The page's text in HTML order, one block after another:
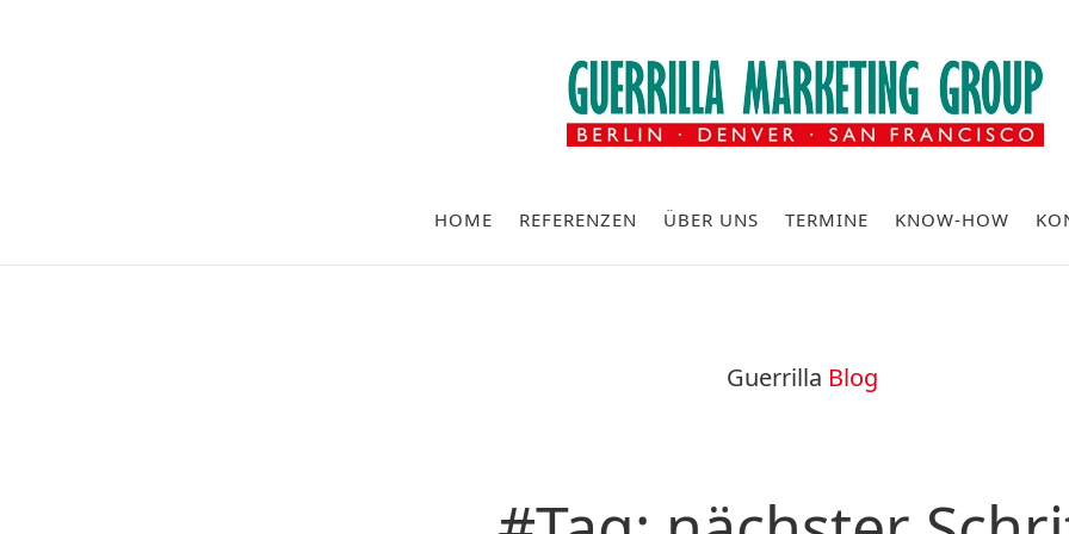
HOME REFERENZEN ÜBER UNS TERMINE KNOW-HOW
Guerrilla Blog